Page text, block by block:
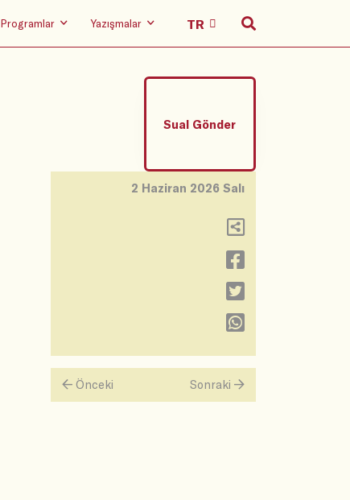
Programlar Yazışmalar
Sual Gönder
2 Haziran 2026 Salı
Önceki Sonraki